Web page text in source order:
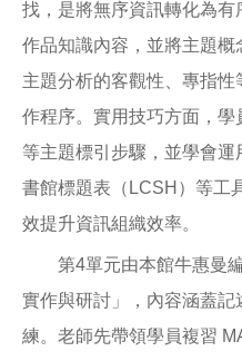
找，是將無序資訊轉化為
作品知識內容，並將主題
主題分析的客觀性、專指
作程序。實用技巧方面，
等主題標引步驟，並學會
書館標題表（LCSH）等工
效提升資訊組織效率。
第4單元由本館牛惠曼編
實作與研討」，內容涵蓋
練。老師先帶領學員複習